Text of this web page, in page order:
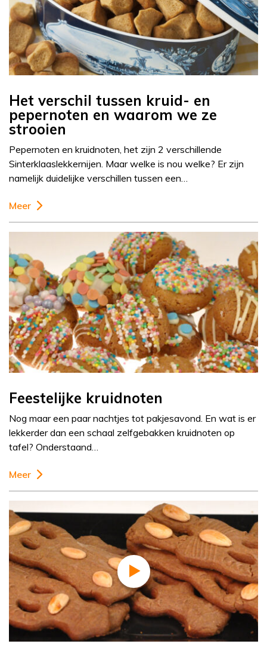
Het verschil tussen kruid- en
pepernoten en waarom we ze
strooien
Pepernoten en kruidnoten, het zijn 2 verschillende
Sinterklaaslekkernijen. Maar welke is nou welke? Er zijn
namelijk duidelijke verschillen tussen een…
Meer
Feestelijke kruidnoten
Nog maar een paar nachtjes tot pakjesavond. En wat is er
lekkerder dan een schaal zelfgebakken kruidnoten op
tafel? Onderstaand…
Meer